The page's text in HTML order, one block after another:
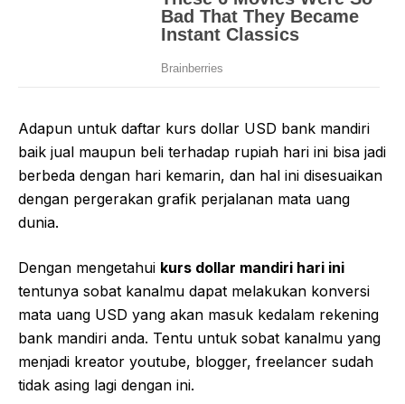
Adapun untuk daftar kurs dollar USD bank mandiri
baik jual maupun beli terhadap rupiah hari ini bisa jadi
berbeda dengan hari kemarin, dan hal ini disesuaikan
dengan pergerakan grafik perjalanan mata uang
dunia.
Dengan mengetahui kurs dollar mandiri hari ini
tentunya sobat kanalmu dapat melakukan konversi
mata uang USD yang akan masuk kedalam rekening
bank mandiri anda. Tentu untuk sobat kanalmu yang
menjadi kreator youtube, blogger, freelancer sudah
tidak asing lagi dengan ini.